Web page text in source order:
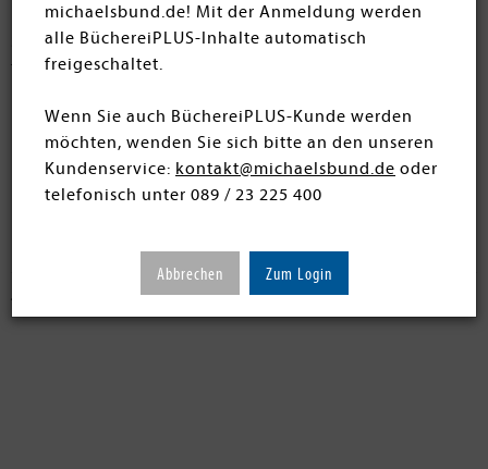
submenu
submenu
michaelsbund.de! Mit der Anmeldung werden
alle BüchereiPLUS-Inhalte automatisch
freigeschaltet.
Wenn Sie auch BüchereiPLUS-Kunde werden
möchten, wenden Sie sich bitte an den unseren
Kundenservice: kontakt@michaelsbund.de oder
telefonisch unter 089 / 23 225 400
Abbrechen Zum Login
Ferienabenteuer – diese Bücher bieten kindgerechte
Spannung, Humor und Identifikationspotenzial. Ideal
für Mädchen ab etwa 10 Jahren, die gern miträtseln und
regelmäßig fortgesetzt – so bleiben Ihre jungen
Detektiv-Fans immer neugierig auf den nächsten Band.
45 Artikel